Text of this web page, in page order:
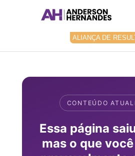
ALIANÇA DE
CONTEÚDO
Essa página
mas o que